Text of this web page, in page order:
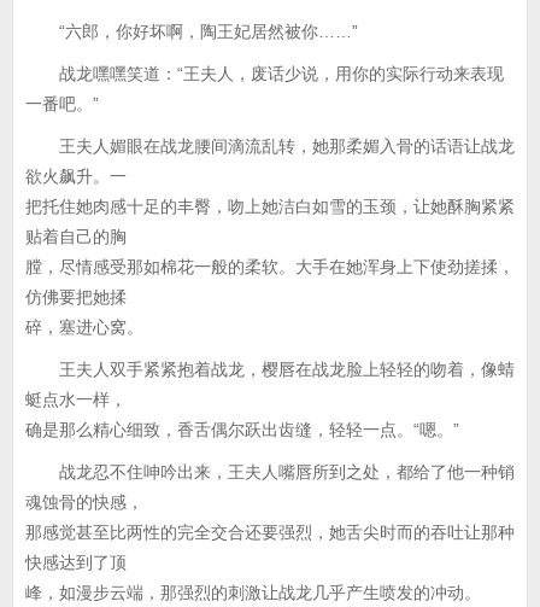
“六郎，你好坏啊，陶王妃居然被你……”
战龙嘿嘿笑道：“王夫人，废话少说，用你的实际行动来表现
一番吧。”
王夫人媚眼在战龙腰间滴流乱转，她那柔媚入骨的话语让战龙
欲火飙升。一
把托住她肉感十足的丰臀，吻上她洁白如雪的玉颈，让她酥胸紧紧
贴着自己的胸
膛，尽情感受那如棉花一般的柔软。大手在她浑身上下使劲搓揉，
仿佛要把她揉
碎，塞进心窝。
王夫人双手紧紧抱着战龙，樱唇在战龙脸上轻轻的吻着，像蜻
蜓点水一样，
确是那么精心细致，香舌偶尔跃出齿缝，轻轻一点。“嗯。”
战龙忍不住呻吟出来，王夫人嘴唇所到之处，都给了他一种销
魂蚀骨的快感，
那感觉甚至比两性的完全交合还要强烈，她舌尖时而的吞吐让那种
快感达到了顶
峰，如漫步云端，那强烈的刺激让战龙几乎产生喷发的冲动。